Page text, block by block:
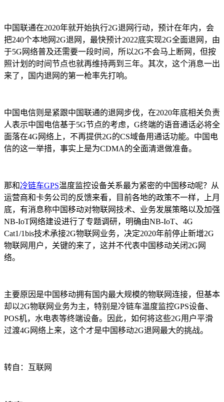
中国联通在2020年就开始执行2G退网行动，预计在年内，会
把240个本地网2G退网，最快预计2022底实现2G全面退网，由
于5G网络普及还需要一段时间，所以2G不会马上断网，但按
照计划的时间节点也就再维持两到三年。其次，这个消息一出
来了，国内退网的第一枪率先打响。
中国电信则是紧跟中国联通的退网步伐，在2020年底相关负责
人表示中国电信基于5G节点的考虑，G终端的语音通话必将全
面落在4G网络上，不再提供2G的CS域备用通话功能。中国电
信的这一举措，事实上是为CDMA的全面清退做准备。
那和冷链车GPS温度监控设备关系最为紧密的中国移动呢？从
运营商和卡务公司的反馈来看，目前各地的政策不一样，上月
底，有消息称中国移动对物联网技术、业务发展策略以及加强
NB-IoT网络建设进行了专题调研，明确由NB-IoT、4G
Cat1/1bis技术承接2G物联网业务，决定2020年前停止新增2G
物联网用户，关键的来了，这并不代表中国移动关闭2G网
络。
主要原因是中国移动拥有国内最大规模的物联网连接，但基本
却以2G物联网业务为主，特别是冷链车温度监控GPS设备、
POS机，水电表等终端设备。因此，如何将这些2G用户平滑
过渡4G网络上来，这个才是中国移动2G退网最大的挑战。
转自：互联网